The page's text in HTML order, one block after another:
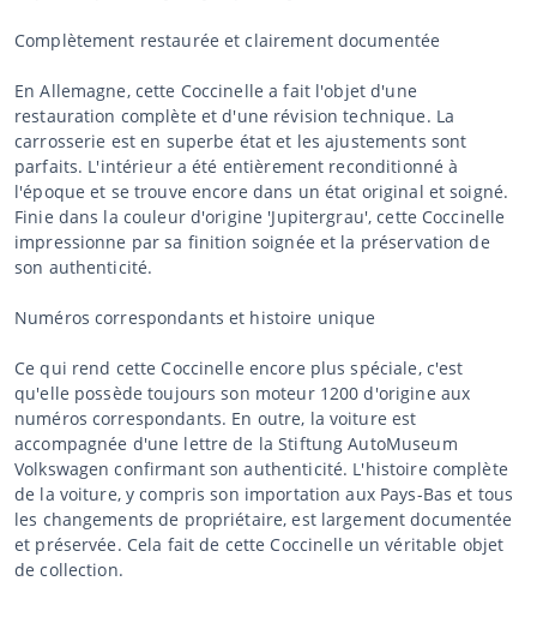
Complètement restaurée et clairement documentée
En Allemagne, cette Coccinelle a fait l'objet d'une
restauration complète et d'une révision technique. La
carrosserie est en superbe état et les ajustements sont
parfaits. L'intérieur a été entièrement reconditionné à
l'époque et se trouve encore dans un état original et soigné.
Finie dans la couleur d'origine 'Jupitergrau', cette Coccinelle
impressionne par sa finition soignée et la préservation de
son authenticité.
Numéros correspondants et histoire unique
Ce qui rend cette Coccinelle encore plus spéciale, c'est
qu'elle possède toujours son moteur 1200 d'origine aux
numéros correspondants. En outre, la voiture est
accompagnée d'une lettre de la Stiftung AutoMuseum
Volkswagen confirmant son authenticité. L'histoire complète
de la voiture, y compris son importation aux Pays-Bas et tous
les changements de propriétaire, est largement documentée
et préservée. Cela fait de cette Coccinelle un véritable objet
de collection.